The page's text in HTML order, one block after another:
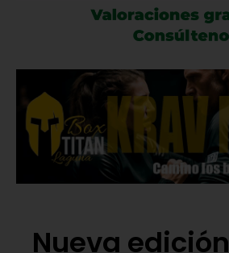
Nueva edición